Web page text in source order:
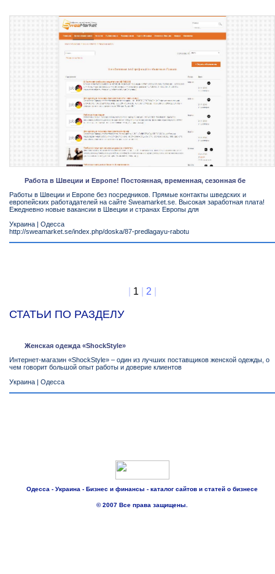
Работа в Швеции и Европе! Постоянная, временная, сезонная бе
Работы в Швеции и Европе без посредников. Прямые контакты шведских и
европейских работадателей на сайте Sweamarket.se. Высокая заработная плата!
Ежедневно новые вакансии в Швеции и странах Европы для
Украина | Одесса
http://sweamarket.se/index.php/doska/87-predlagayu-rabotu
1 2
СТАТЬИ ПО РАЗДЕЛУ
Женская одежда «ShockStyle»
Интернет-магазин «ShockStyle» – один из лучших поставщиков женской одежды, о
чем говорит большой опыт работы и доверие клиентов
Украина | Одесса
Одесса - Украина - Бизнес и финансы - каталог сайтов и статей о бизнесе
© 2007 Все права защищены.